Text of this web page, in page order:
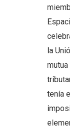
la
tenía